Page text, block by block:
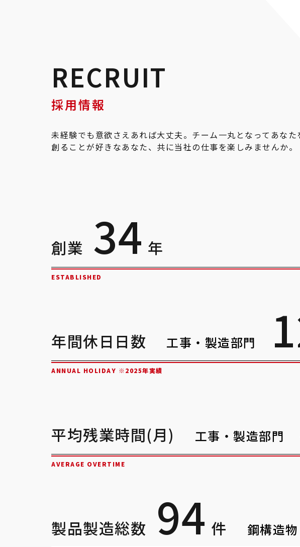
RECRUIT
採用情報
未経験でも意欲さえあれば大丈夫。チーム一丸となってあな
創ることが好きなあなた、共に当社の仕事を楽しみませんか。
創業 34 年
ESTABLISHED
年間休日日数 工事・製造部門 1
ANNUAL HOLIDAY ※2025年実績
平均残業時間(月) 工事・製造部門
AVERAGE OVERTIME
製品製造総数 94 件 鋼構造物